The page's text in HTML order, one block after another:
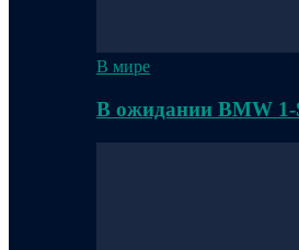
В мире
В ожидании BMW 1-